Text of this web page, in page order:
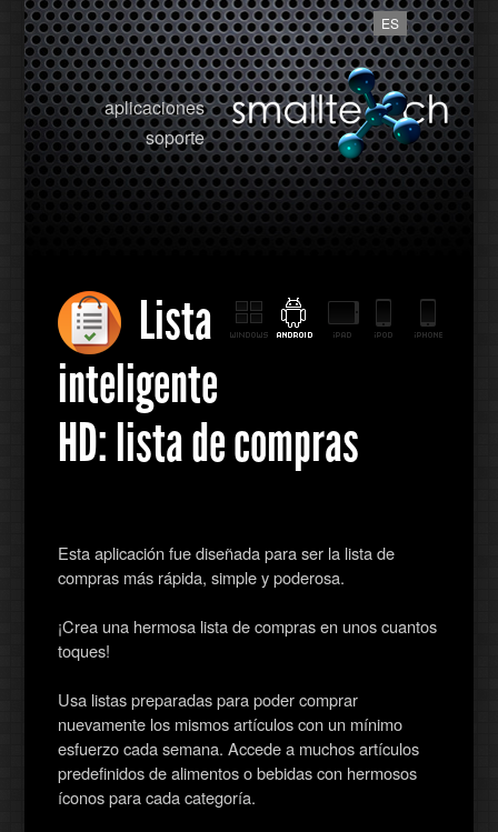
ES
aplicaciones
soporte
Lista
inteligente
HD: lista de compras
Esta aplicación fue diseñada para ser la lista de
compras más rápida, simple y poderosa.
¡Crea una hermosa lista de compras en unos cuantos
toques!
Usa listas preparadas para poder comprar
nuevamente los mismos artículos con un mínimo
esfuerzo cada semana. Accede a muchos artículos
predefinidos de alimentos o bebidas con hermosos
íconos para cada categoría.